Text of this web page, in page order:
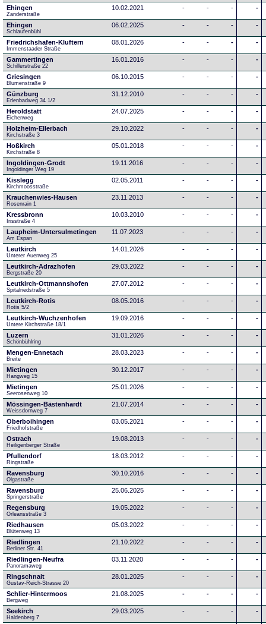
Ehingen
Zanderstraße
10.02.2021 - - - -
Ehingen
Schlaufenbühl
06.02.2025 - - - -
Friedrichshafen-Kluftern
Immenstaader Straße
08.01.2026 - - - -
Gammertingen
Schillerstraße 22
16.01.2016 - - - -
Griesingen
Blumenstraße 9
06.10.2015 - - - -
Günzburg
Erlenbadweg 34 1/2
31.12.2010 - - - -
Heroldstatt
Eichenweg
24.07.2025 - - - -
Holzheim-Ellerbach
Kirchstraße 3
29.10.2022 - - - -
Hoßkirch
Kirchstraße 8
05.01.2018 - - - -
Ingoldingen-Grodt
Ingoldinger Weg 19
19.11.2016 - - - -
Kisslegg
Kirchmoosstraße
02.05.2011 - - - -
Krauchenwies-Hausen
Rosenrain 1
23.11.2013 - - - -
Kressbronn
Irisstraße 4
10.03.2010 - - - -
Laupheim-Untersulmetingen
Am Espan
11.07.2023 - - - -
Leutkirch
Unterer Auenweg 25
14.01.2026 - - - -
Leutkirch-Adrazhofen
Bergstraße 20
29.03.2022 - - - -
Leutkirch-Ottmannshofen
Spitalriedstraße 5
27.07.2012 - - - -
Leutkirch-Rotis
Rotis 5/2
08.05.2016 - - - -
Leutkirch-Wuchzenhofen
Untere Kirchstraße 18/1
19.09.2016 - - - -
Luzern
Schönbühlring
31.01.2026 - - - -
Mengen-Ennetach
Breite
28.03.2023 - - - -
Mietingen
Hangweg 15
30.12.2017 - - - -
Mietingen
Seerosenweg 10
25.01.2026 - - - -
Mössingen-Bästenhardt
Weissdornweg 7
21.07.2014 - - - -
Oberboihingen
Friedhofstraße
03.05.2021 - - - -
Ostrach
Heiligenberger Straße
19.08.2013 - - - -
Pfullendorf
Ringstraße
18.03.2012 - - - -
Ravensburg
Olgastraße
30.10.2016 - - - -
Ravensburg
Springerstraße
25.06.2025 - - - -
Regensburg
Orleansstraße 3
19.05.2022 - - - -
Riedhausen
Blütenweg 13
05.03.2022 - - - -
Riedlingen
Berliner Str. 41
21.10.2022 - - - -
Riedlingen-Neufra
Panoramaweg
03.11.2020 - - - -
Ringschnait
Gustav-Reich-Strasse 20
28.01.2025 - - - -
Schlier-Hintermoos
Bergweg
21.08.2025 - - - -
Seekirch
Haldenberg 7
29.03.2025 - - - -